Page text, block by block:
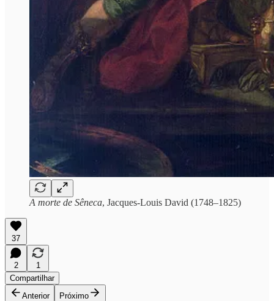
A morte de Sêneca, Jacques-Louis David (1748–1825)
37
2
1
Compartilhar
Anterior
Próximo